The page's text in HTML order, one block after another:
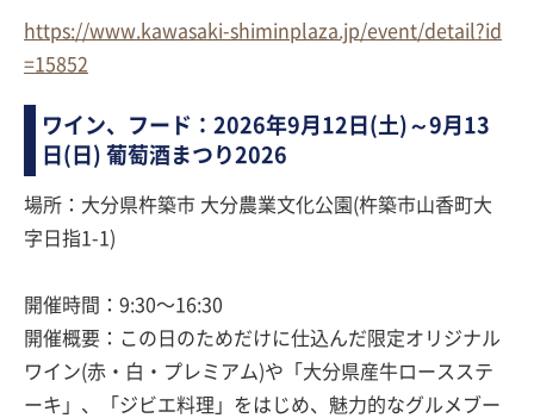
https://www.kawasaki-shiminplaza.jp/event/detail?id
=15852
ワイン、フード：2026年9月12日(土)～9月13
日(日) 葡萄酒まつり2026
場所：大分県杵築市 大分農業文化公園(杵築市山香町大
字日指1-1)
開催時間：9:30〜16:30
開催概要：この日のためだけに仕込んだ限定オリジナル
ワイン(赤・白・プレミアム)や「大分県産牛ロースステ
ーキ」、「ジビエ料理」をはじめ、魅力的なグルメブー